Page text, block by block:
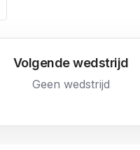
Volgende wedstrijd
Geen wedstrijd